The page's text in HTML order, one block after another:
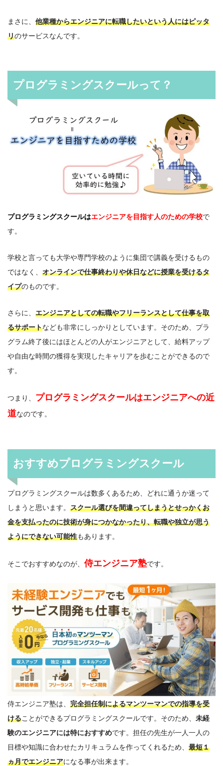
まさに、 他業種からエンジニアに転職したいという人にはピッタ
リのサービスなんです。
プログラミングスクールって？
プログラミングスクールはエンジニアを目指す人のための学校で
す。
学校と言っても大学や専門学校のように集団で講義を受けるもの
ではなく、 オンラインで仕事終わりや休日などに授業を受けるタ
イプのものです。
さらに、 エンジニアとしての転職やフリーランスとして仕事を取
るサポートなども非常にしっかりとしています。 そのため、プラ
グラム終了後にはほとんどの人がエンジニアとして、給料アップ
や自由な時間の獲得を実現したキャリアを歩むことができるので
す。
つまり、 プログラミングスクールはエンジニアへの近
道なのです。
おすすめプログラミングスクール
プログラミングスクールは数多くあるため、どれに通うか迷って
しまうと思います。 スクール選びを間違ってしまうとせっかくお
金を支払ったのに技術が身につかなかったり、転職や独立が思う
ようにできない可能性もあります。
そこでおすすめなのが、 侍エンジニア塾です。
侍エンジニア塾は、 完全担任制によるマンツーマンでの指導を受
けることができるプログラミングスクールです。そのため、 未経
験のエンジニアには特におすすめです。 担任の先生が一人一人の
目標や知識に合わせたカリキュラムを作ってくれるため、 最短１
ヵ月でエンジニアになる事が出来ます。